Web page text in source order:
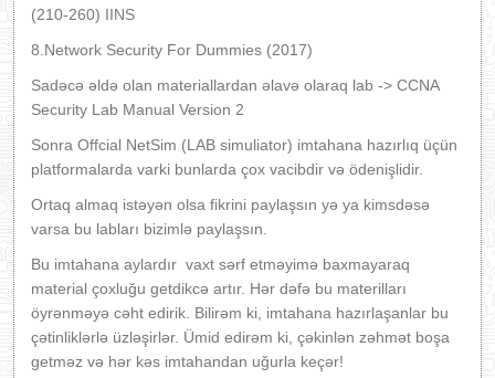
(210-260) IINS
8.Network Security For Dummies (2017)
Sadəcə əldə olan materiallardan əlavə olaraq lab -> CCNA
Security Lab Manual Version 2
Sonra Offcial NetSim (LAB simuliator) imtahana hazırlıq üçün
platformalarda varki bunlarda çox vacibdir və ödenişlidir.
Ortaq almaq istəyən olsa fikrini paylaşsın yə ya kimsdəsə
varsa bu labları bizimlə paylaşsın.
Bu imtahana aylardır vaxt sərf etməyimə baxmayaraq
material çoxluğu getdikcə artır. Hər dəfə bu materilları
öyrənməyə cəht edirik. Bilirəm ki, imtahana hazırlaşanlar bu
çətinliklərlə üzləşirlər. Ümid edirəm ki, çəkinlən zəhmət boşa
getməz və hər kəs imtahandan uğurla keçər!